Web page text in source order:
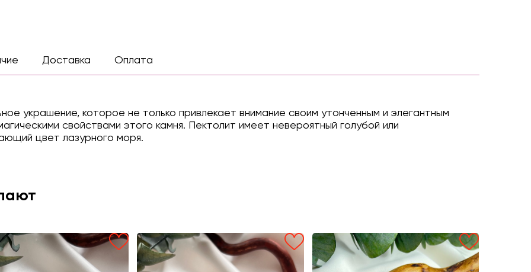
Доставка Оплата
украшение, которое не только привлекает внимание своим утонченным и элегантным
свойствами этого камня. Пектолит имеет невероятный голубой или
цвет лазурного моря.